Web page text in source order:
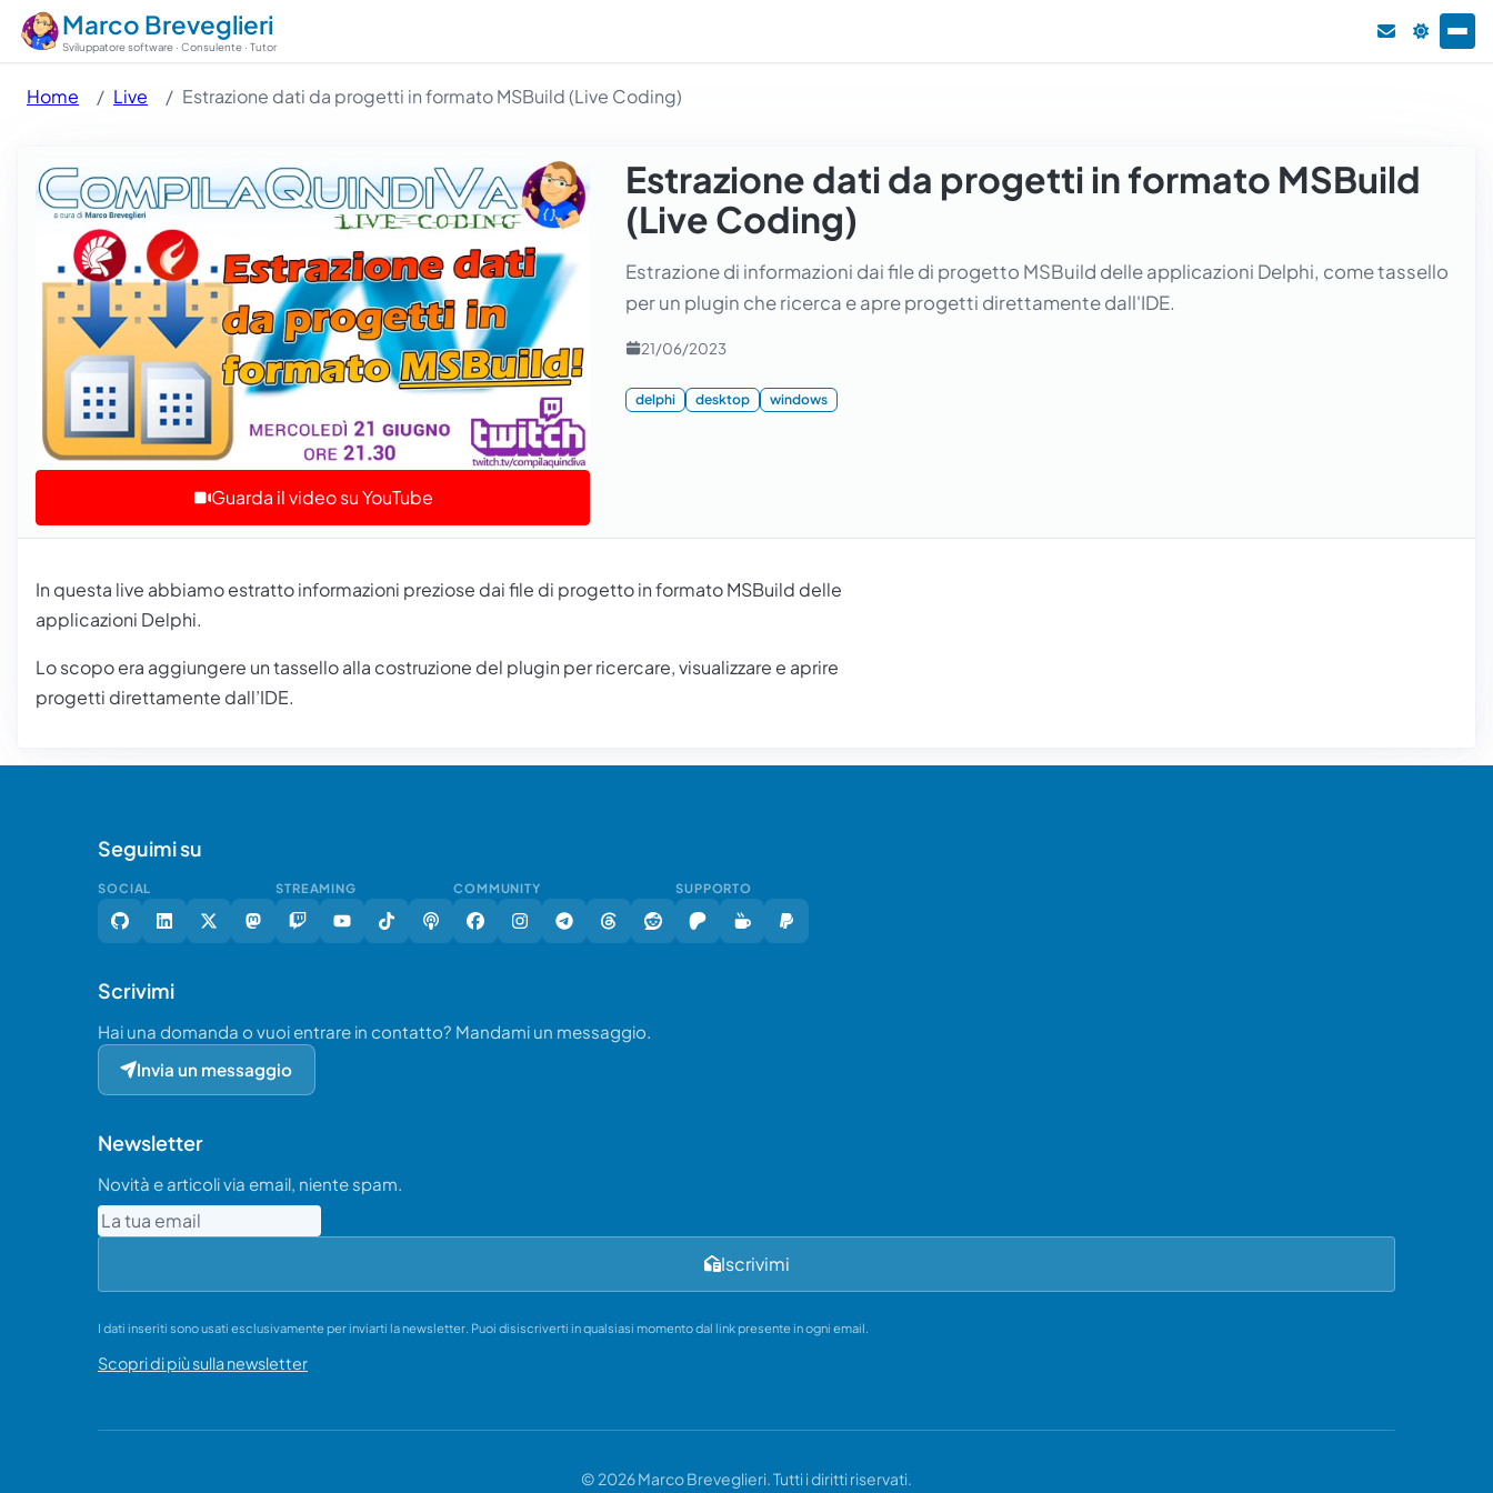
Marco Breveglieri
Sviluppatore software · Consulente · Tutor
Home Live Estrazione dati da progetti in formato MSBuild (Live Coding)
Guarda il video su YouTube
Estrazione dati da progetti in formato MSBuild
(Live Coding)
Estrazione di informazioni dai file di progetto MSBuild delle applicazioni Delphi, come tassello
per un plugin che ricerca e apre progetti direttamente dall'IDE.
21/06/2023
delphi desktop windows
In questa live abbiamo estratto informazioni preziose dai file di progetto in formato MSBuild delle
applicazioni Delphi.
Lo scopo era aggiungere un tassello alla costruzione del plugin per ricercare, visualizzare e aprire
progetti direttamente dall’IDE.
Seguimi su
SOCIAL STREAMING COMMUNITY SUPPORTO
Scrivimi
Hai una domanda o vuoi entrare in contatto? Mandami un messaggio.
Invia un messaggio
Newsletter
Novità e articoli via email, niente spam.
Email
Iscrivimi
I dati inseriti sono usati esclusivamente per inviarti la newsletter. Puoi disiscriverti in qualsiasi momento dal link presente in ogni email.
Scopri di più sulla newsletter
© 2026 Marco Breveglieri. Tutti i diritti riservati.